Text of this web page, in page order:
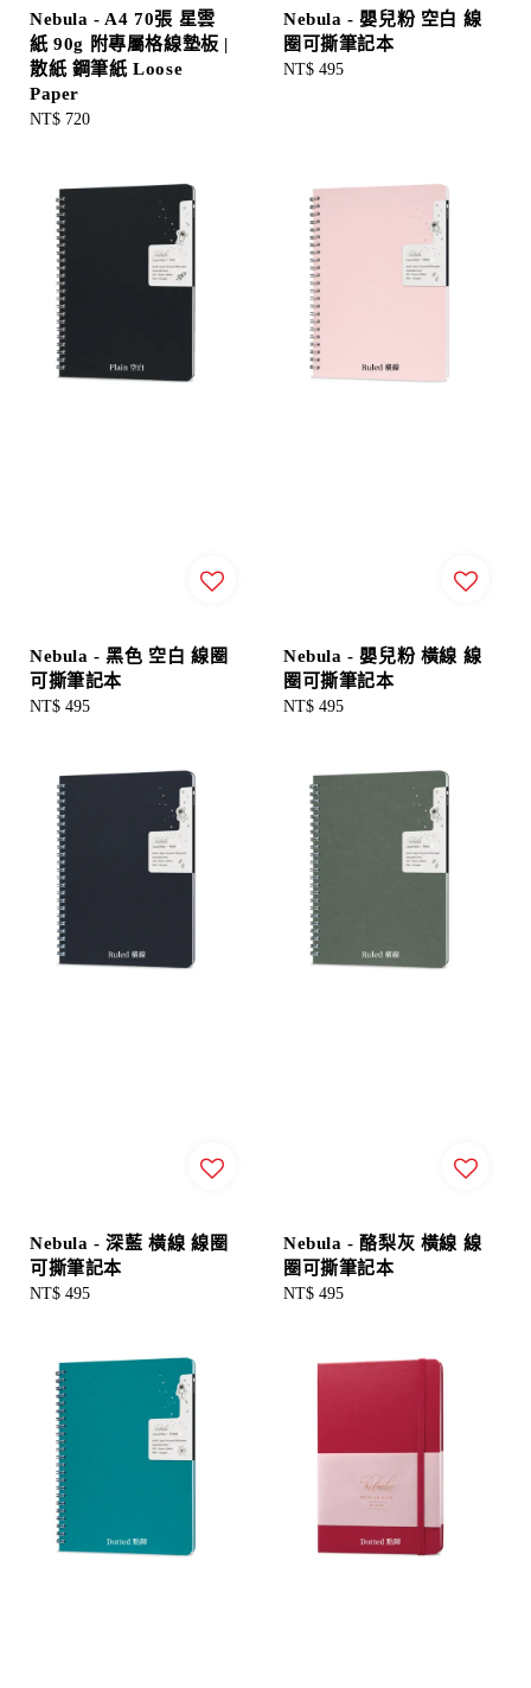
Nebula - A4 70張 星雲
紙 90g 附專屬格線墊板 |
散紙 鋼筆紙 Loose
Paper
Regular
NT$ 720
Nebula - 嬰兒粉 空白 線
圈可撕筆記本
Regular
NT$ 495
Nebula - 黑色 空白 線圈
可撕筆記本
Regular
NT$ 495
Nebula - 嬰兒粉 橫線 線
圈可撕筆記本
Regular
NT$ 495
Nebula - 深藍 橫線 線圈
可撕筆記本
Regular
NT$ 495
Nebula - 酪梨灰 橫線 線
圈可撕筆記本
Regular
NT$ 495